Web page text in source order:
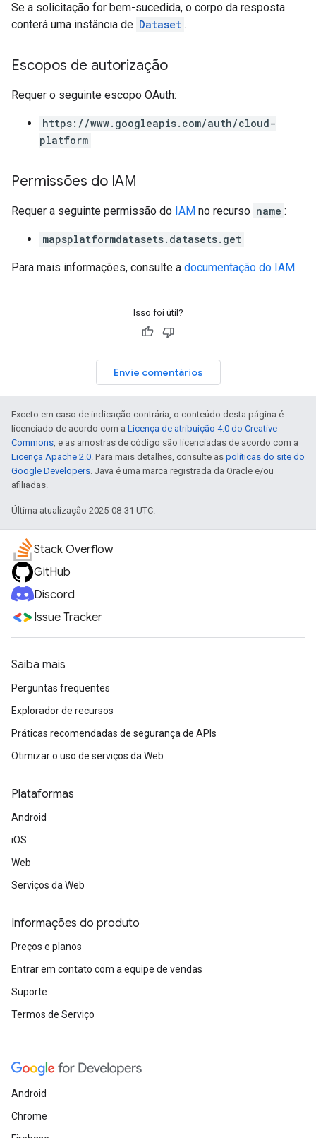
Se a solicitação for bem-sucedida, o corpo da resposta
conterá uma instância de Dataset .
Escopos de autorização
Requer o seguinte escopo OAuth:
https://www.googleapis.com/auth/cloud-
platform
Permissões do IAM
Requer a seguinte permissão do IAM no recurso name :
mapsplatformdatasets.datasets.get
Para mais informações, consulte a documentação do IAM.
Isso foi útil?
Envie comentários
Exceto em caso de indicação contrária, o conteúdo desta página é
licenciado de acordo com a Licença de atribuição 4.0 do Creative
Commons, e as amostras de código são licenciadas de acordo com a
Licença Apache 2.0. Para mais detalhes, consulte as políticas do site do
Google Developers. Java é uma marca registrada da Oracle e/ou
afiliadas.
Última atualização 2025-08-31 UTC.
Stack Overflow
GitHub
Discord
Issue Tracker
Saiba mais
Perguntas frequentes
Explorador de recursos
Práticas recomendadas de segurança de APIs
Otimizar o uso de serviços da Web
Plataformas
Android
iOS
Web
Serviços da Web
Informações do produto
Preços e planos
Entrar em contato com a equipe de vendas
Suporte
Termos de Serviço
Android
Chrome